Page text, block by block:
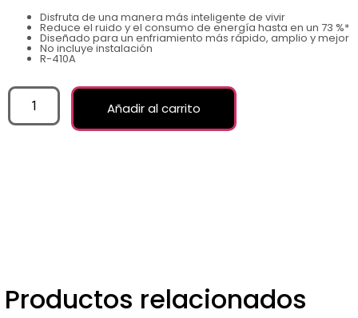
Disfruta de una manera más inteligente de vivir
Reduce el ruido y el consumo de energía hasta en un 73 %*
Diseñado para un enfriamiento más rápido, amplio y mejor
No incluye instalación
R-410A
Añadir al carrito
Productos relacionados